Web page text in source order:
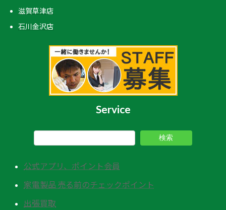
滋賀草津店
石川金沢店
Service
検索
公式アプリ、ポイント会員
家電製品 売る前のチェックポイント
出張買取